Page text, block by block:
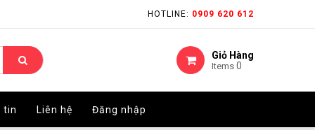
HOTLINE: 0909 620 612
Giỏ Hàng
Items 0
tin Liên hệ Đăng nhập
HOTLINE: 0909 620 612
Giỏ Hàng
Items 0
tin Liên hệ Đăng nhập